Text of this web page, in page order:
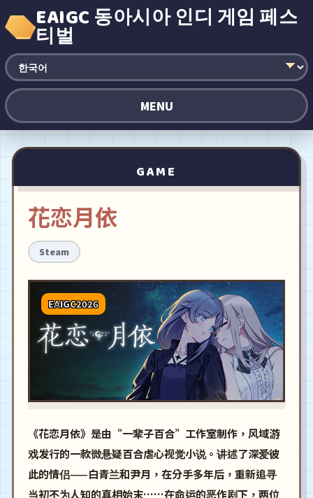
EAIGC 동아시아 인디 게임 페스
티벌
MENU
GAME
花恋月依
Steam
EAIGC2026
《花恋月依》是由“一辈子百合”工作室制作，风域游
戏发行的一款微悬疑百合虐心视觉小说。讲述了深爱彼
此的情侣——白青兰和尹月，在分手多年后，重新追寻
当初不为人知的真相始末……在命运的恶作剧下，两位